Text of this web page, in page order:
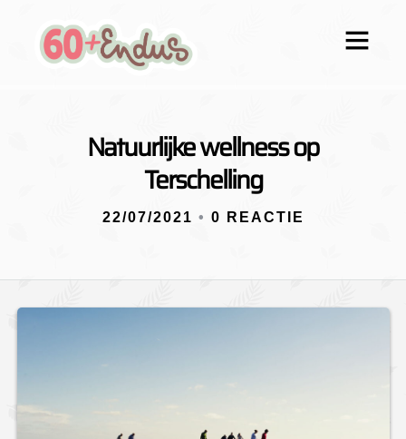
Natuurlijke wellness op
Terschelling
22/07/2021 • 0 REACTIE